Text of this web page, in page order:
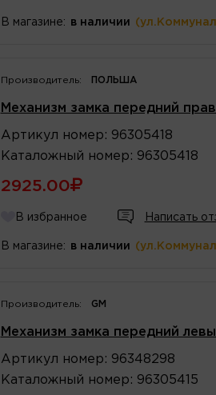
В магазине: в наличии
Производитель: ПОЛЬША
Механизм замка передний
Артикул номер : 96305418
Каталожный номер : 96305418
2925.00
В избранное Написать
В магазине: в наличии
Производитель: GM
Механизм замка передний
Артикул номер : 96348298
Каталожный номер : 96305415